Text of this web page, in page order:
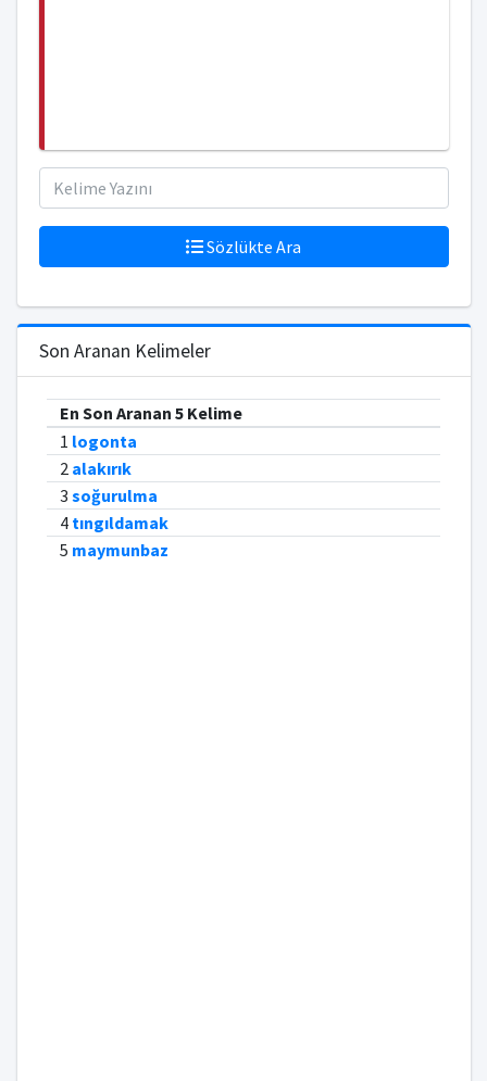
Sözlükte Ara
Son Aranan Kelimeler
En Son Aranan 5 Kelime
1 logonta
2 alakırık
3 soğurulma
4 tıngıldamak
5 maymunbaz